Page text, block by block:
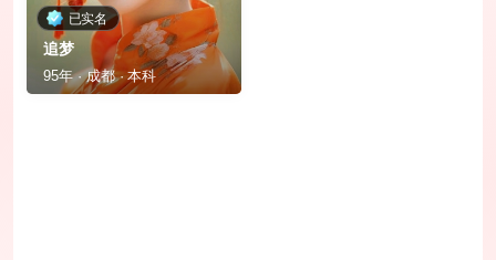
已实名
追梦
95年 · 成都 · 本科